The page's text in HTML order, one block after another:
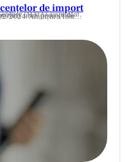
de import
de modificare a Hotărârii Guvernului nr. 902/2024. Anunțul a fost…